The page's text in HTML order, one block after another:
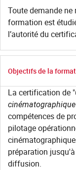
Toute demande ne
formation est
l’autorité du
Objectifs de la
La certification de "
compétences de
pilotage
préparation
diffusion.